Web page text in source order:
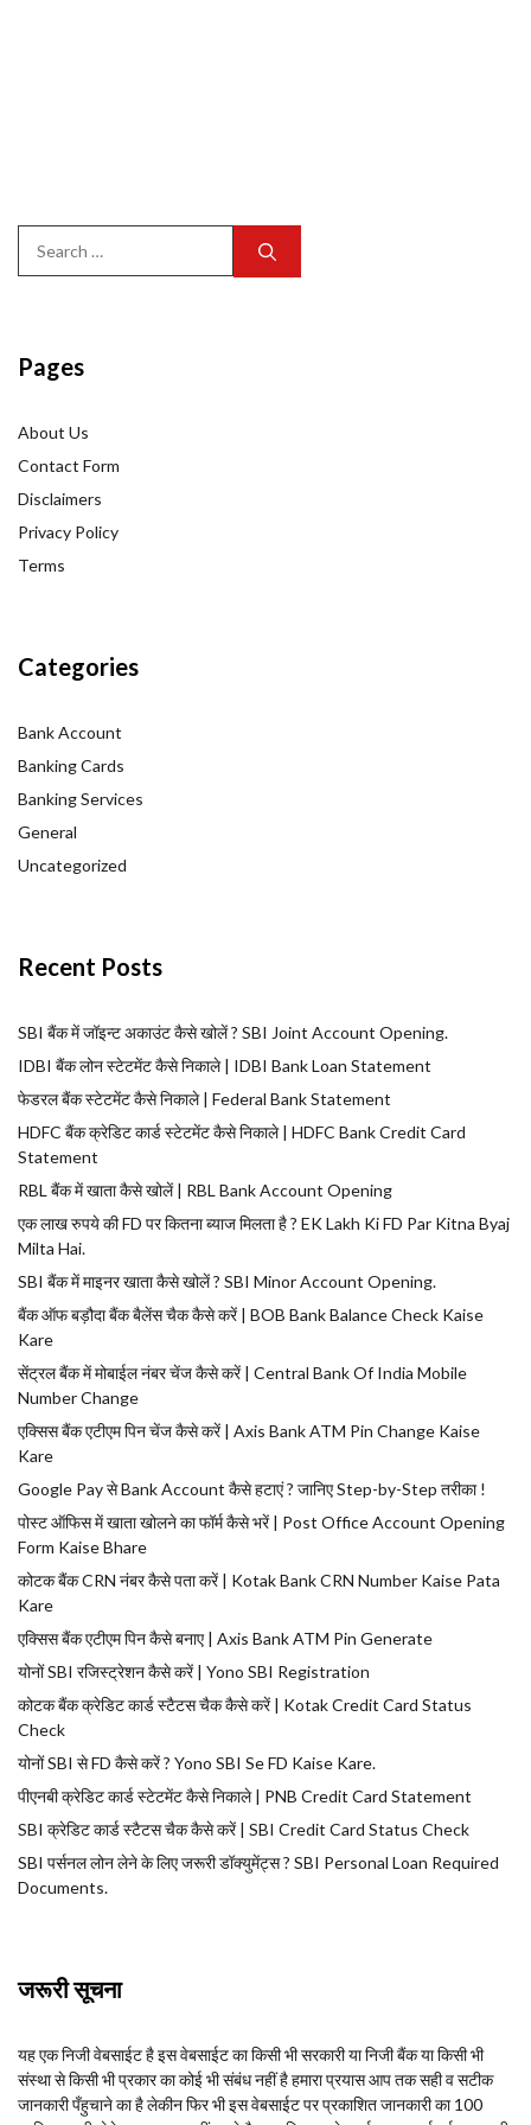
for:
Pages
About Us
Contact Form
Disclaimers
Privacy Policy
Terms
Categories
Bank Account
Banking Cards
Banking Services
General
Uncategorized
Recent Posts
SBI बैंक में जॉइन्ट अकाउंट कैसे खोलें ? SBI Joint Account Opening.
IDBI बैंक लोन स्टेटमेंट कैसे निकाले | IDBI Bank Loan Statement
फेडरल बैंक स्टेटमेंट कैसे निकाले | Federal Bank Statement
HDFC बैंक क्रेडिट कार्ड स्टेटमेंट कैसे निकाले | HDFC Bank Credit Card
Statement
RBL बैंक में खाता कैसे खोलें | RBL Bank Account Opening
एक लाख रुपये की FD पर कितना ब्याज मिलता है ? EK Lakh Ki FD Par Kitna Byaj
Milta Hai.
SBI बैंक में माइनर खाता कैसे खोलें ? SBI Minor Account Opening.
बैंक ऑफ बड़ौदा बैंक बैलेंस चैक कैसे करें | BOB Bank Balance Check Kaise
Kare
सेंट्रल बैंक में मोबाईल नंबर चेंज कैसे करें | Central Bank Of India Mobile
Number Change
एक्सिस बैंक एटीएम पिन चेंज कैसे करें | Axis Bank ATM Pin Change Kaise
Kare
Google Pay से Bank Account कैसे हटाएं ? जानिए Step-by-Step तरीका !
पोस्ट ऑफिस में खाता खोलने का फॉर्म कैसे भरें | Post Office Account Opening
Form Kaise Bhare
कोटक बैंक CRN नंबर कैसे पता करें | Kotak Bank CRN Number Kaise Pata
Kare
एक्सिस बैंक एटीएम पिन कैसे बनाए | Axis Bank ATM Pin Generate
योनों SBI रजिस्ट्रेशन कैसे करें | Yono SBI Registration
कोटक बैंक क्रेडिट कार्ड स्टैटस चैक कैसे करें | Kotak Credit Card Status
Check
योनों SBI से FD कैसे करें ? Yono SBI Se FD Kaise Kare.
पीएनबी क्रेडिट कार्ड स्टेटमेंट कैसे निकाले | PNB Credit Card Statement
SBI क्रेडिट कार्ड स्टैटस चैक कैसे करें | SBI Credit Card Status Check
SBI पर्सनल लोन लेने के लिए जरूरी डॉक्युमेंट्स ? SBI Personal Loan Required
Documents.
जरूरी सूचना
यह एक निजी वेबसाईट है इस वेबसाईट का किसी भी सरकारी या निजी बैंक या किसी भी
संस्था से किसी भी प्रकार का कोई भी संबंध नहीं है हमारा प्रयास आप तक सही व सटीक
जानकारी पँहुचाने का है लेकीन फिर भी इस वेबसाईट पर प्रकाशित जानकारी का 100